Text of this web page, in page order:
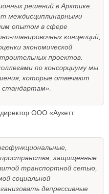
решений в Арктике.
междисциплинарными
опытом в сфере
планировочных концепций,
экономической
проектов.
по консорциуму мы
которые отвечают
директор ООО «Аукетт
защищенные
транспортной сетью,
социальной
депрессивные